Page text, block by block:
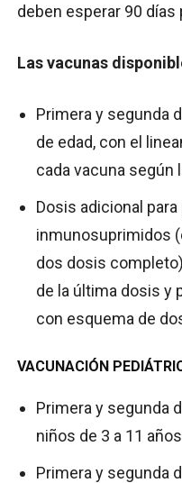
deben esperar 90 días
Las vacunas
Primera y segunda
de edad, con el
cada vacuna según
Dosis adicional
inmunosuprimidos
dos dosis
de la última dosis y
con esquema de
VACUNACIÓN
Primera y segunda
niños de 3 a 11
Primera y segunda